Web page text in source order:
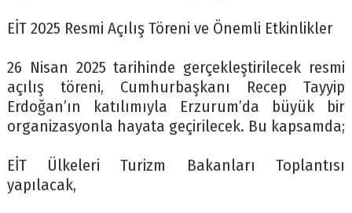
EİT 2025 Resmi Açılış Töreni ve Önemli Etkinlikler
26 Nisan 2025 tarihinde gerçekleştirilecek resmi
açılış töreni, Cumhurbaşkanı Recep Tayyip
Erdoğan’ın katılımıyla Erzurum’da büyük bir
organizasyonla hayata geçirilecek. Bu kapsamda;
EİT Ülkeleri Turizm Bakanları Toplantısı
yapılacak,